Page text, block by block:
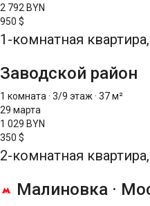
2 792 BYN
950 $
1-комнатная
Заводской район
1 комната · 3/9 этаж · 37 м²
29 марта
1 029 BYN
350 $
2-комнатная
Малиновка ·